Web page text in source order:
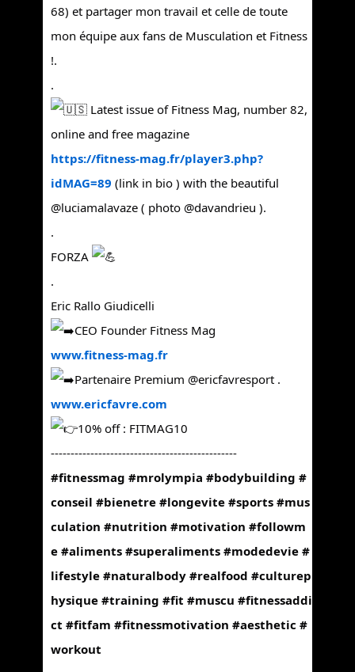
68) et partager mon travail et celle de toute
mon équipe aux fans de Musculation et Fitness
!.
.
Latest issue of Fitness Mag, number 82,
online and free magazine
https://fitness-mag.fr/player3.php?
idMAG=89 (link in bio ) with the beautiful
@luciamalavaze ( photo @davandrieu ).
.
FORZA
.
Eric Rallo Giudicelli
CEO Founder Fitness Mag
www.fitness-mag.fr
Partenaire Premium @ericfavresport .
www.ericfavre.com
10% off : FITMAG10
-----------------------------------------------
#fitnessmag #mrolympia #bodybuilding #
conseil #bienetre #longevite #sports #mus
culation #nutrition #motivation #followm
e #aliments #superaliments #modedevie #
lifestyle #naturalbody #realfood #culturep
hysique #training #fit #muscu #fitnessaddi
ct #fitfam #fitnessmotivation #aesthetic #
workout